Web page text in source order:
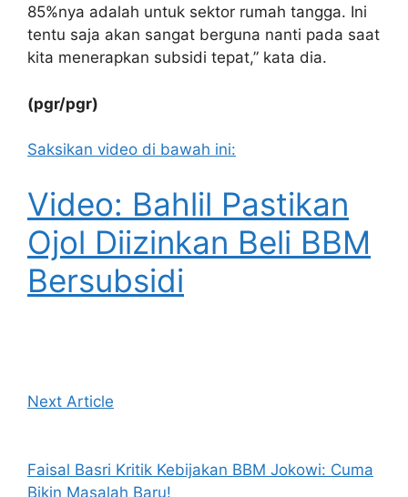
85%nya adalah untuk sektor rumah tangga. Ini
tentu saja akan sangat berguna nanti pada saat
kita menerapkan subsidi tepat,” kata dia.
(pgr/pgr)
Saksikan video di bawah ini:
Video: Bahlil Pastikan
Ojol Diizinkan Beli BBM
Bersubsidi
Next Article
Faisal Basri Kritik Kebijakan BBM Jokowi: Cuma
Bikin Masalah Baru!